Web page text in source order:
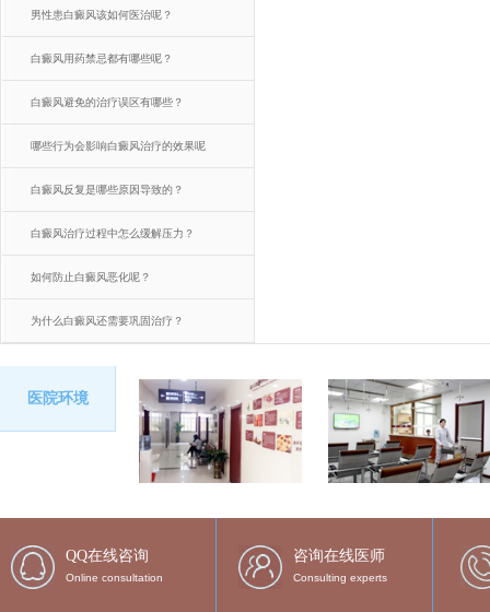
男性患白癜风该如何医治呢？
白癜风用药禁忌都有哪些呢？
白癜风避免的治疗误区有哪些？
哪些行为会影响白癜风治疗的效果呢
白癜风反复是哪些原因导致的？
白癜风治疗过程中怎么缓解压力？
如何防止白癜风恶化呢？
为什么白癜风还需要巩固治疗？
医院环境
QQ在线咨询
Online consultation
咨询在线医师
Consulting experts